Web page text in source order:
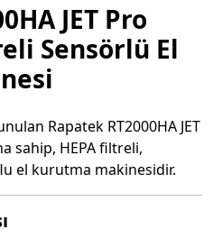
JET Pro
Sensörlü El
Rapatek RT2000HA JET
sahip, HEPA filtreli,
el kurutma makinesidir.